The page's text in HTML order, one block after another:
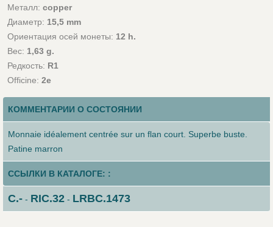
Металл: copper
Диаметр: 15,5 mm
Ориентация осей монеты: 12 h.
Вес: 1,63 g.
Редкость: R1
Officine: 2e
КОММЕНТАРИИ О СОСТОЯНИИ
Monnaie idéalement centrée sur un flan court. Superbe buste.
Patine marron
ССЫЛКИ В КАТАЛОГЕ: :
C.-- RIC.32- LRBC.1473